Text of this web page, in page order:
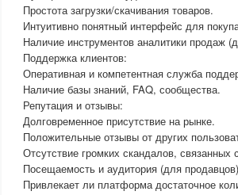
Простота загрузки/скачивания товаров.
Интуитивно понятный интерфейс для
Наличие инструментов аналитики продаж
Поддержка клиентов:
Оперативная и компетентная служба
Наличие базы знаний, FAQ, сообщества.
Репутация и отзывы:
Долговременное присутствие на рынке.
Положительные отзывы от других
Отсутствие громких скандалов,
Посещаемость и аудитория (для
Привлекает ли платформа достаточное